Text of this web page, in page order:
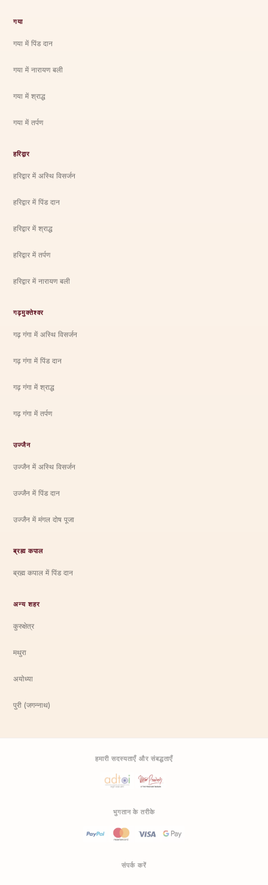
गया
गया में पिंड दान
गया में नारायण बली
गया में श्राद्ध
गया में तर्पण
हरिद्वार
हरिद्वार में अस्थि विसर्जन
हरिद्वार में पिंड दान
हरिद्वार में श्राद्ध
हरिद्वार में तर्पण
हरिद्वार में नारायण बली
गढ़मुक्तेश्वर
गढ़ गंगा में अस्थि विसर्जन
गढ़ गंगा में पिंड दान
गढ़ गंगा में श्राद्ध
गढ़ गंगा में तर्पण
उज्जैन
उज्जैन में अस्थि विसर्जन
उज्जैन में पिंड दान
उज्जैन में मंगल दोष पूजा
ब्रह्म कपाल
ब्रह्म कपाल में पिंड दान
अन्य शहर
कुरुक्षेत्र
मथुरा
अयोध्या
पुरी (जगन्नाथ)
हमारी सदस्यताएँ और संबद्धताएँ
भुगतान के तरीके
संपर्क करें